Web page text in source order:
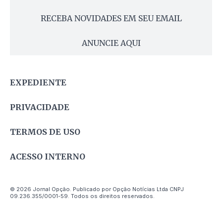
RECEBA NOVIDADES EM SEU EMAIL
ANUNCIE AQUI
EXPEDIENTE
PRIVACIDADE
TERMOS DE USO
ACESSO INTERNO
© 2026 Jornal Opção. Publicado por Opção Notícias Ltda CNPJ
09.236.355/0001-59. Todos os direitos reservados.